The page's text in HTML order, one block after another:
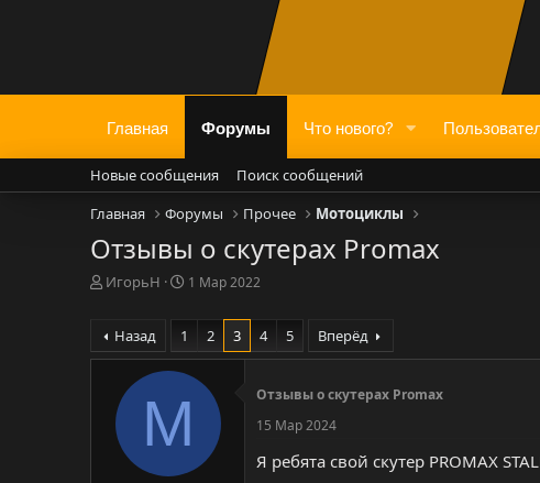
Главная Форумы Что нового?
Новые сообщения
Поиск сообщений
Главная
Форумы Прочее Мотоциклы
Отзывы о скутерах Promax
А
о
р
ИгорьН
Д
т
н
а
ч
1 Мар 2022
Назад 1 2 3 4 5 Вперёд
M
Отзывы о скутерах Promax
15 Мар 2024
Я ребята свой скутер PROMAX